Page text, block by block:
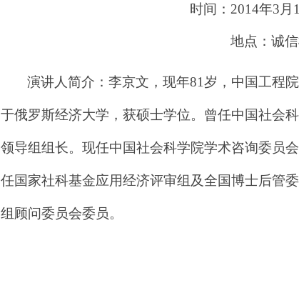
时间：2014年3月
地点：诚
演讲人简介：李京文，现年81岁，中国工程
于俄罗斯经济大学，获硕士学位。曾任中国社会
领导组组长。现任中国社会科学院学术咨询委员
任国家社科基金应用经济评审组及全国博士后管
组顾问委员会委员。